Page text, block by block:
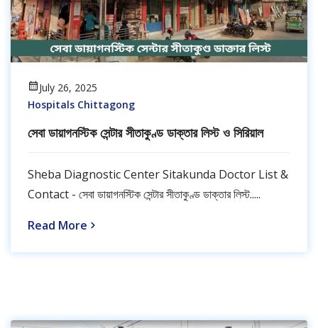
July 26, 2025
Hospitals Chittagong
সেবা ডায়াগনস্টিক সেন্টার সীতাকুণ্ড ডাক্তার লিস্ট ও সিরিয়াল
Sheba Diagnostic Center Sitakunda Doctor List &
Contact - সেবা ডায়াগনস্টিক সেন্টার সীতাকুণ্ড ডাক্তার লিস্ট.....
Read More